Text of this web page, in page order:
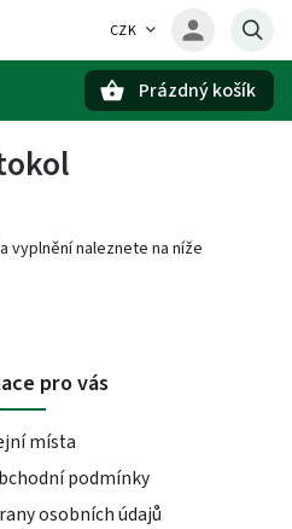
CZK
Prázdný košík
vyplnění naleznete na níže
pro vás
místa
podmínky
osobních údajů